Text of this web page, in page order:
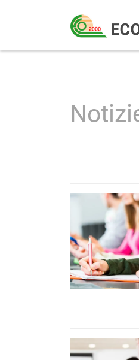
Eco
2000
Srl
Formazione
per
D.Lgs
81/08